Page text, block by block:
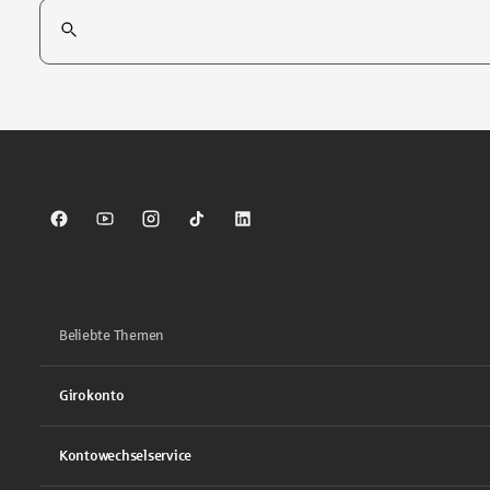
Suchfeld
Sparkasse auf Facebook
Sparkasse auf Youtube
Sparkasse auf Instagram
Sparkasse auf TikTok
Sparkasse auf LinkedIn
Beliebte Themen
Girokonto
Kontowechselservice